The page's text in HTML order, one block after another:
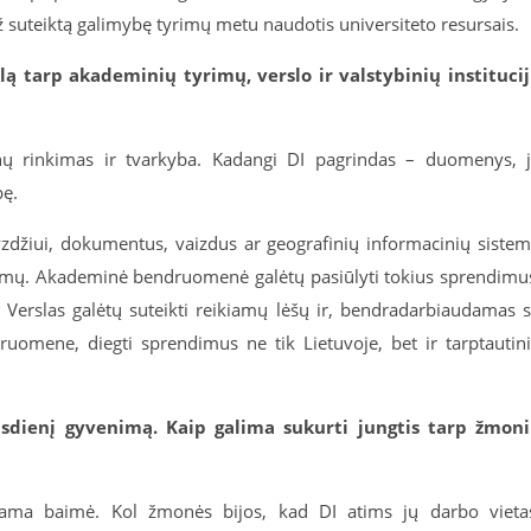
galimybę tyrimų metu naudotis universiteto resursais.
tarp akademinių tyrimų, verslo ir valstybinių
rinkimas ir tvarkyba. Kadangi DI pagrindas – duomenys,
dokumentus, vaizdus ar geografinių informacinių
Akademinė bendruomenė galėtų pasiūlyti tokius
galėtų suteikti reikiamų lėšų ir, bendradarbiaudamas
diegti sprendimus ne tik Lietuvoje, bet ir
gyvenimą. Kaip galima sukurti jungtis tarp
baimė. Kol žmonės bijos, kad DI atims jų darbo